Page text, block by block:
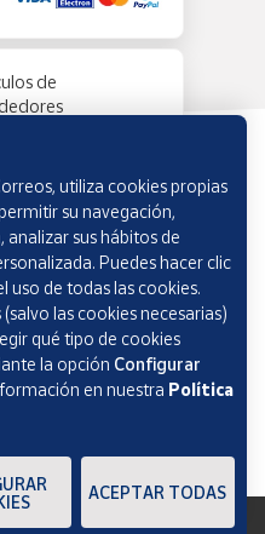
de
utiliza cookies propias
su navegación,
sus hábitos de
Puedes hacer clic
uso de todas las cookies.
las cookies necesarias)
qué tipo de cookies
la opción Configurar
en nuestra Política
ACEPTAR TODAS